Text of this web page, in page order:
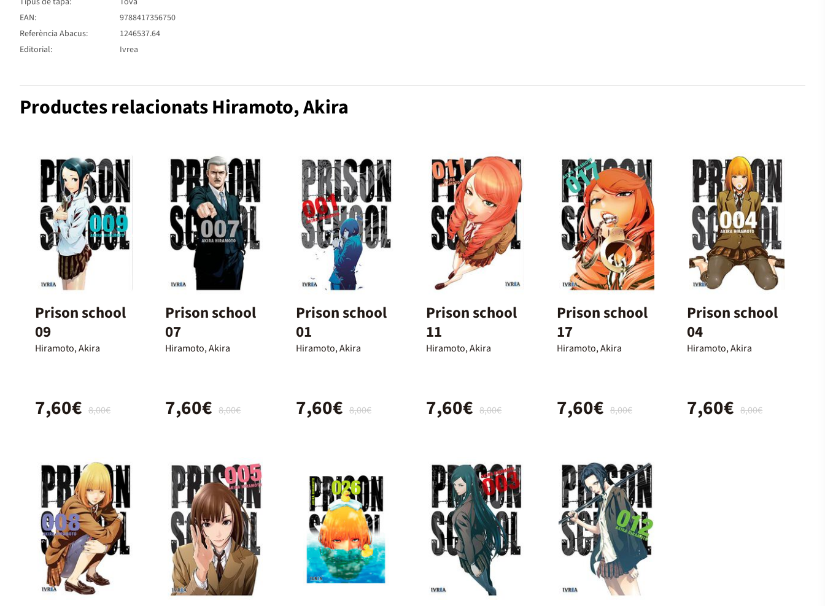
EAN:
9788417356750
Referència Abacus:
1246537.64
Editorial:
Ivrea
Productes relacionats Hiramoto, Akira
Prison school
09
Hiramoto, Akira
8,00€
7,60€
Prison school
07
Hiramoto, Akira
8,00€
7,60€
Prison school
01
Hiramoto, Akira
8,00€
7,60€
Prison school
11
Hiramoto, Akira
8,00€
7,60€
Prison school
17
Hiramoto, Akira
8,00€
7,60€
Prison school
04
Hiramoto, Akira
8,00€
7,60€